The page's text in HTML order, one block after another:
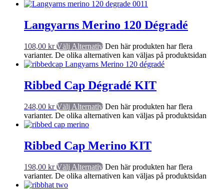
Langyarns Merino 120 Dégradé
108,00 kr Välj Alternativ Den här produkten har flera
varianter. De olika alternativen kan väljas på produktsidan
Ribbed Cap Dégradé KIT
248,00 kr Välj Alternativ Den här produkten har flera
varianter. De olika alternativen kan väljas på produktsidan
Ribbed Cap Merino KIT
198,00 kr Välj Alternativ Den här produkten har flera
varianter. De olika alternativen kan väljas på produktsidan